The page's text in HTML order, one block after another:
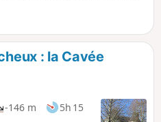
entre Beauquesne et
: la Cavée
-146 m
5h 15